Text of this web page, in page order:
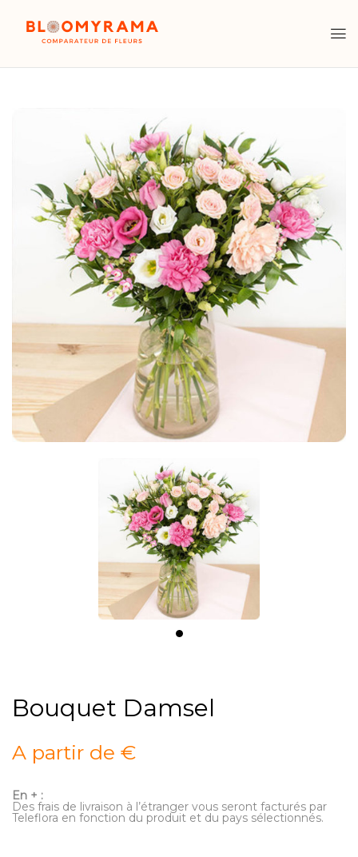
Bouquet Damsel
A partir de €
En + :
Des frais de livraison à l’étranger vous seront facturés par
Teleflora en fonction du produit et du pays sélectionnés.